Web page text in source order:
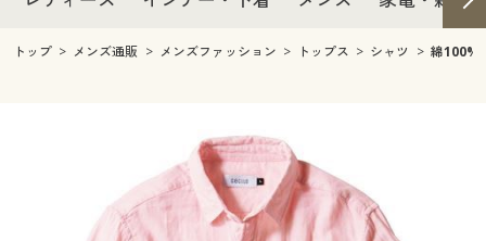
レディースファッション
インナー・下着通販すべて
ジュニア・ティーンズ下着
メンズ
メンズファッション
メンズ下着
寝具・インテリア・家具
寝具・インテリア・家具通販すべて
美容・健康
ジュニア・ティーンズ下着
キッチン・雑貨・日用品
寝具・インテリア・家具通販すべて
家具・収納
美容・健康通販すべて
制服・スクール
トップ メンズ通販 メンズファッション トップス シャツ 綿100%